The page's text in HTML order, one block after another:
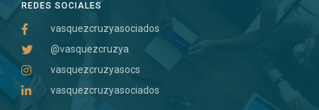
REDES SOCIALES
vasquezcruzyasociados
@vasquezcruzya
vasquezcruzyasocs
vasquezcruzyasociados